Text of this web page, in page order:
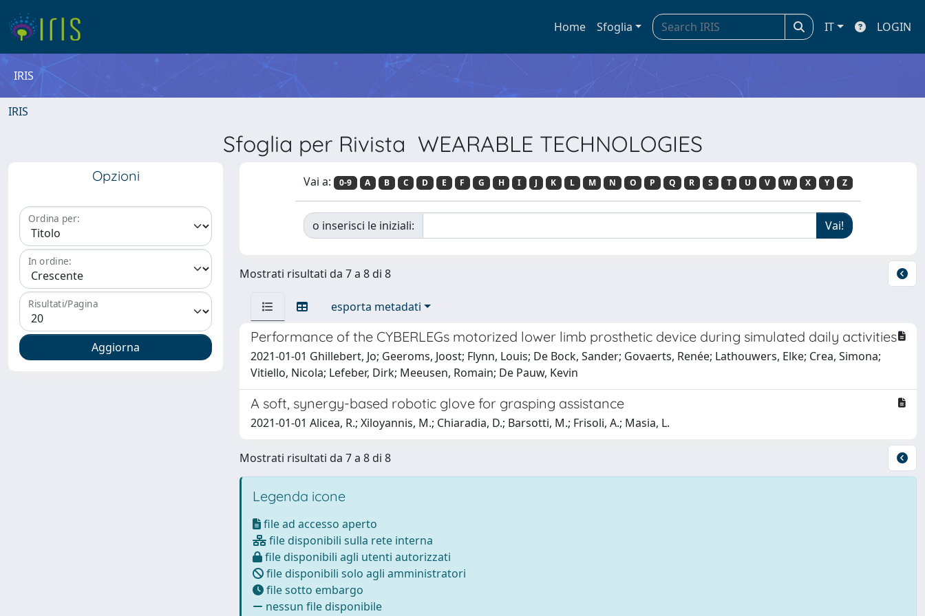
Home Sfoglia IT LOGIN
IRIS
IRIS
Sfoglia per Rivista WEARABLE TECHNOLOGIES
Opzioni
Ordina per:
In ordine:
Risultati/Pagina
Vai a: 0-9 A B C D E F G H I J K L M N O P Q R S T U V W X Y Z
o inserisci le iniziali:
Mostrati risultati da 7 a 8 di 8
esporta metadati
Performance of the CYBERLEGs motorized lower limb prosthetic device during simulated daily activities
2021-01-01 Ghillebert, Jo; Geeroms, Joost; Flynn, Louis; De Bock, Sander; Govaerts, Renée; Lathouwers, Elke; Crea, Simona;
Vitiello, Nicola; Lefeber, Dirk; Meeusen, Romain; De Pauw, Kevin
A soft, synergy-based robotic glove for grasping assistance
2021-01-01 Alicea, R.; Xiloyannis, M.; Chiaradia, D.; Barsotti, M.; Frisoli, A.; Masia, L.
Mostrati risultati da 7 a 8 di 8
Legenda icone
file ad accesso aperto
file disponibili sulla rete interna
file disponibili agli utenti autorizzati
file disponibili solo agli amministratori
file sotto embargo
nessun file disponibile